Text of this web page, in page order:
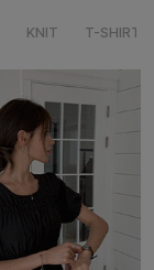
KNIT T-SHIRT